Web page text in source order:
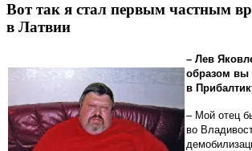
Вот так я стал первым частным
в Латвии
– Лев
образом вы
в
– Мой отец
во